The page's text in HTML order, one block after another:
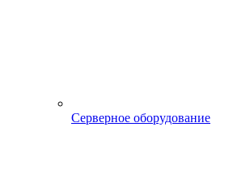
Серверное оборудование